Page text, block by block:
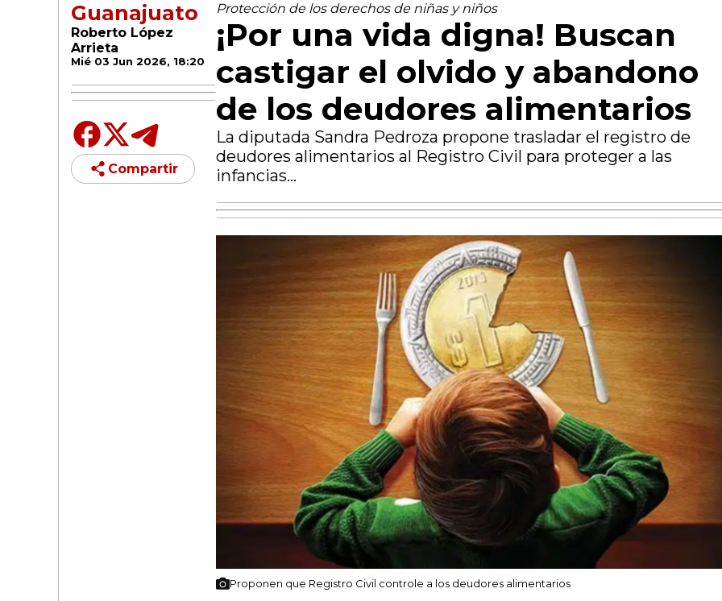
Guanajuato
Roberto López
Arrieta
Mié 03 Jun 2026, 18:20
Compartir
Protección de los derechos de niñas y niños
¡Por una vida digna! Buscan
castigar el olvido y abandono
de los deudores alimentarios
La diputada Sandra Pedroza propone trasladar el registro de
deudores alimentarios al Registro Civil para proteger a las
infancias...
Proponen que Registro Civil controle a los deudores alimentarios